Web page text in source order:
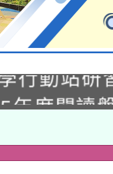
度第2次
告(無人
行動站研
年度閱讀
師名單